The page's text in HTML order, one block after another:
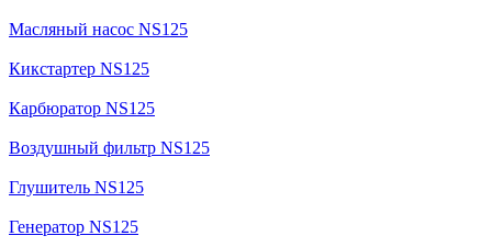
Масляный насос NS125
Кикстартер NS125
Карбюратор NS125
Воздушный фильтр NS125
Глушитель NS125
Генератор NS125